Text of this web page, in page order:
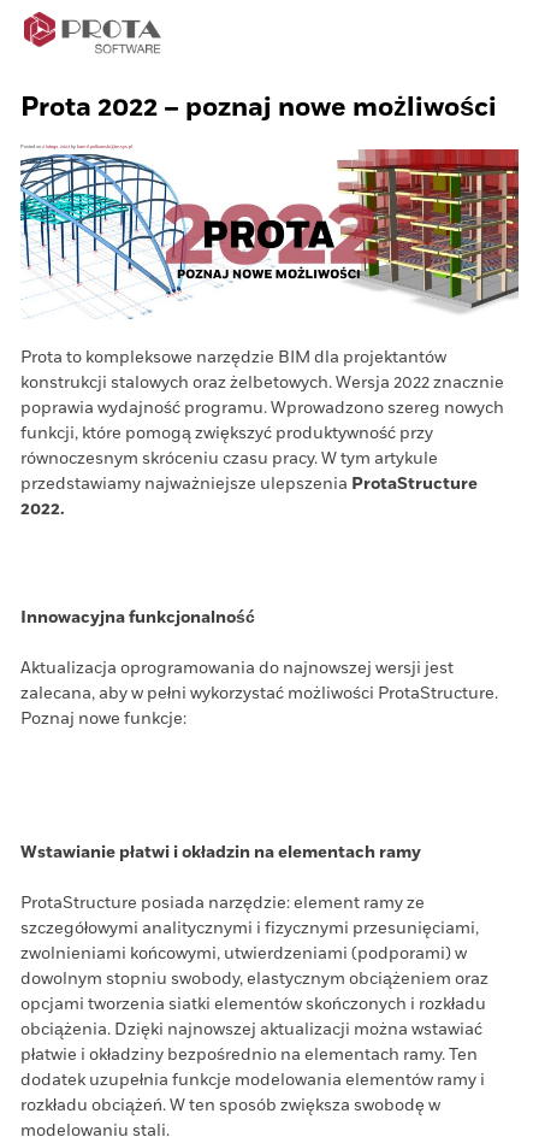
Prota 2022 – poznaj nowe możliwości
Posted on2 lutego, 2023 by kamil.polkowski@tmsys.pl
Prota to kompleksowe narzędzie BIM dla projektantów
konstrukcji stalowych oraz żelbetowych. Wersja 2022 znacznie
poprawia wydajność programu. Wprowadzono szereg nowych
funkcji, które pomogą zwiększyć produktywność przy
równoczesnym skróceniu czasu pracy. W tym artykule
przedstawiamy najważniejsze ulepszenia ProtaStructure
2022.
Innowacyjna funkcjonalność
Aktualizacja oprogramowania do najnowszej wersji jest
zalecana, aby w pełni wykorzystać możliwości ProtaStructure.
Poznaj nowe funkcje:
Wstawianie płatwi i okładzin na elementach ramy
ProtaStructure posiada narzędzie: element ramy ze
szczegółowymi analitycznymi i fizycznymi przesunięciami,
zwolnieniami końcowymi, utwierdzeniami (podporami) w
dowolnym stopniu swobody, elastycznym obciążeniem oraz
opcjami tworzenia siatki elementów skończonych i rozkładu
obciążenia. Dzięki najnowszej aktualizacji można wstawiać
płatwie i okładziny bezpośrednio na elementach ramy. Ten
dodatek uzupełnia funkcje modelowania elementów ramy i
rozkładu obciążeń. W ten sposób zwiększa swobodę w
modelowaniu stali.